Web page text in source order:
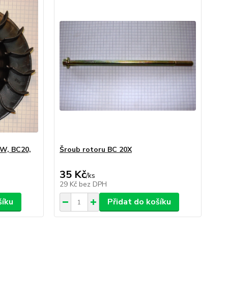
BC20,
Šroub rotoru BC 20X
35 Kč/ks
29 Kč bez DPH
Přidat do košíku